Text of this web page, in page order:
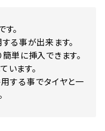
。
る事が出来ます。
単に挿入できます。
います。
する事でタイヤと一